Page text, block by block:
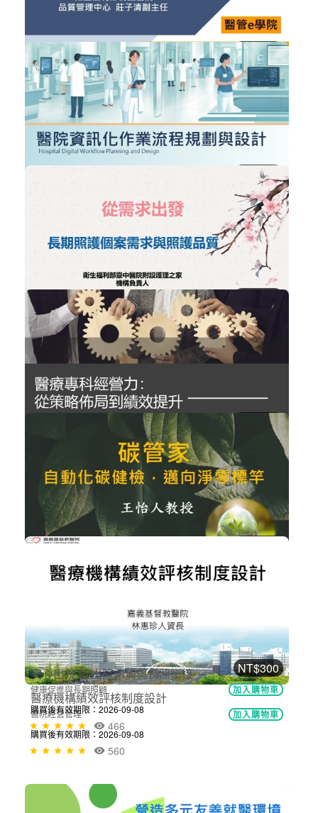
123
NT$300
醫院流程管理與標準化的建立
醫院經營管理 加入購物車
購買後有效期限：2026-09-08
634
NT$300
醫院資訊化作業流程規劃與設計
智慧醫療 加入購物車
購買後有效期限：2026-09-08
長期照護個案需求與照護品質關聯性
健康促進與長期照顧 加入購物車
購買後有效期限：2026-09-08
261
NT$300
醫療專科經營力從策略佈局到績效提升
醫院經營管理 加入購物車
購買後有效期限：2026-09-08
930
碳管家 自動化碳健檢，邁向淨零標竿
購買後有效期限：2026-09-08
442
NT$300
醫療機構績效評核制度設計
醫院經營管理 加入購物車
購買後有效期限：2026-09-08
560